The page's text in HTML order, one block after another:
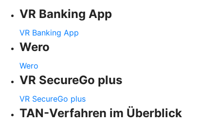
VR Banking App
VR Banking App
Wero
Wero
VR SecureGo plus
VR SecureGo plus
TAN-Verfahren im Überblick